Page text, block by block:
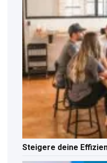
Steigere deine